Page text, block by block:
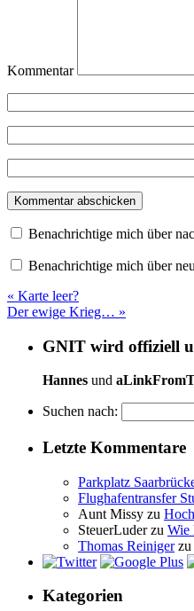
Kommentar
Benachrichtige mich über
Benachrichtige mich über
« Karte leer?
Der ewige Krieg… »
GNIT wird offiziell
Hannes und
Suchen nach:
Letzte Kommentare
Parkplatz
Flughafentransfer
Aunt Missy zu
SteuerLuderzu Wie
Thomas Reinigerzu
Kategorien